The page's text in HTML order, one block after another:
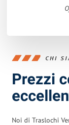
CHI
Prezzi
Noi di Traslochi